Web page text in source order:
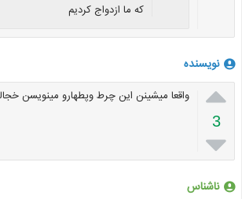
که ما ازدواج کردیم
نویسنده

3

واقعا میشینن این چرط وپطهارو مینویسن
ناشناس